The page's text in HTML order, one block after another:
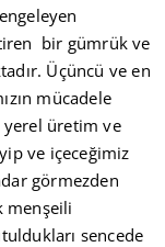
bir gümrük ve
Üçüncü ve en
mücadele
yerel üretim ve
ve içeceğimiz
görmezden
menşeili
sencede